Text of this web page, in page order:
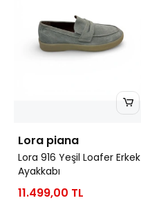
Lora piana
Lora 916 Yeşil Loafer Erkek
Ayakkabı
11.499,00 TL